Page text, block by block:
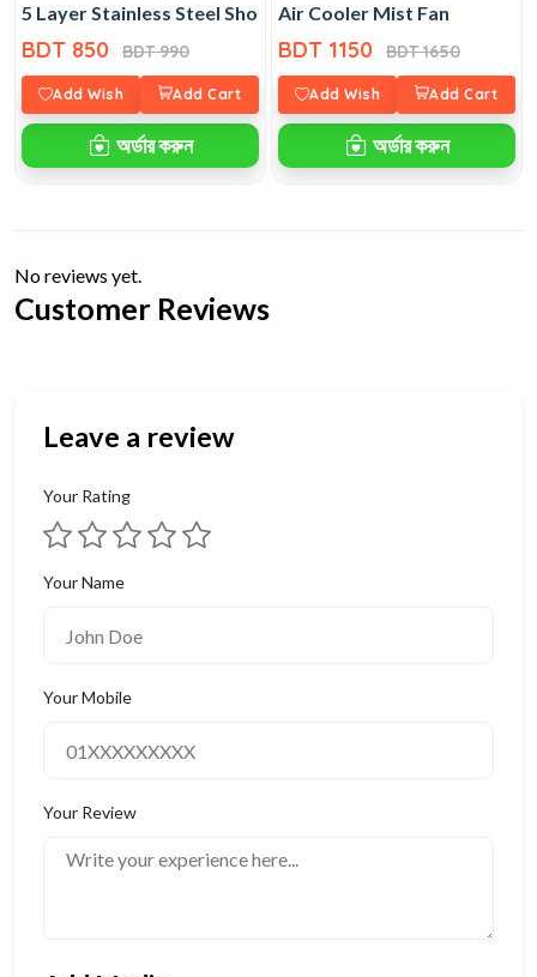
5 Layer Stainless Steel Shoe Rack
BDT 850 BDT 990
Add Wish Add Cart
অর্ডার করুন
Air Cooler Mist Fan
BDT 1150 BDT 1650
Add Wish Add Cart
অর্ডার করুন
Customer Reviews
No reviews yet.
Leave a review
Your Rating
Your Name
Your Mobile
Your Review